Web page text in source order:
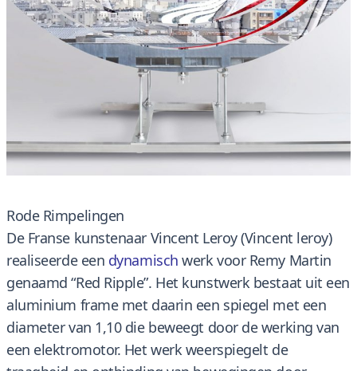
Rode Rimpelingen
De Franse kunstenaar Vincent Leroy (Vincent leroy)
realiseerde een dynamisch werk voor Remy Martin
genaamd “Red Ripple”. Het kunstwerk bestaat uit een
aluminium frame met daarin een spiegel met een
diameter van 1,10 die beweegt door de werking van
een elektromotor. Het werk weerspiegelt de